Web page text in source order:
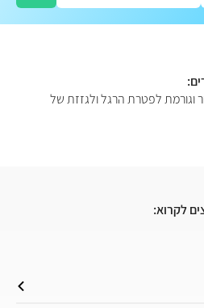
וגורמת לפטרת הרגל ולגזזת של
לקרוא: